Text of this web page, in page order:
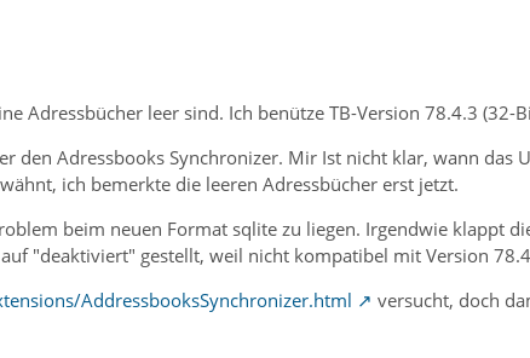
Adressbücher leer sind. Ich benütze TB-Version 78.4.3 (32-
den Adressbooks Synchronizer. Mir Ist nicht klar, wann das
ich bemerkte die leeren Adressbücher erst jetzt.
beim neuen Format sqlite zu liegen. Irgendwie klappt
"deaktiviert" gestellt, weil nicht kompatibel mit Version
AddressbooksSynchronizer.html
versucht, doch